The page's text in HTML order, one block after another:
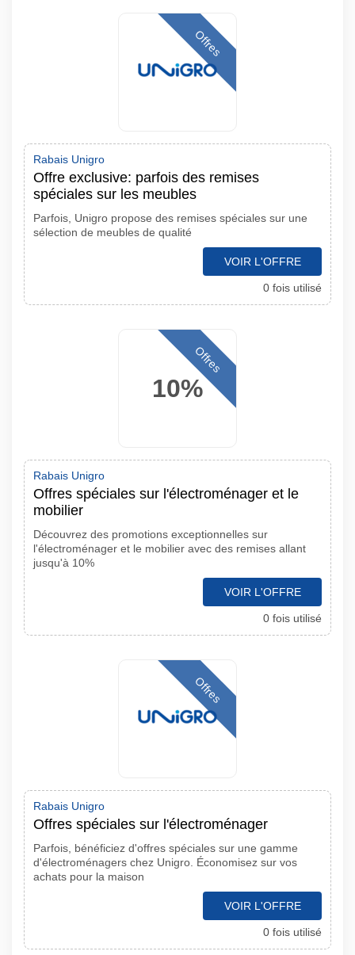
Offres
Rabais Unigro
Offre exclusive: parfois des remises
spéciales sur les meubles
Parfois, Unigro propose des remises spéciales sur une
sélection de meubles de qualité
VOIR L'OFFRE
0 fois utilisé
10%
Offres
Rabais Unigro
Offres spéciales sur l'électroménager et le
mobilier
Découvrez des promotions exceptionnelles sur
l'électroménager et le mobilier avec des remises allant
jusqu'à 10%
VOIR L'OFFRE
0 fois utilisé
Offres
Rabais Unigro
Offres spéciales sur l'électroménager
Parfois, bénéficiez d'offres spéciales sur une gamme
d'électroménagers chez Unigro. Économisez sur vos
achats pour la maison
VOIR L'OFFRE
0 fois utilisé